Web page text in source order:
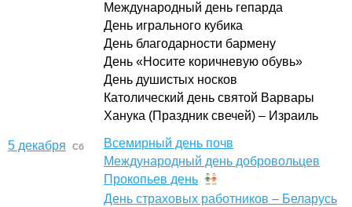
Международный день гепарда
День игрального кубика
День благодарности бармену
День «Носите коричневую обувь»
День душистых носков
Католический день святой Варвары
Ханука (Праздник свечей) – Израиль
5 декабря Сб
Всемирный день почв
Международный день добровольцев
Прокопьев день
День страховых работников – Беларусь